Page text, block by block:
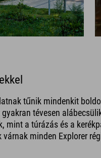
tűnik mindenkit
tévesen
mint a túrázás és a
minden Explorer